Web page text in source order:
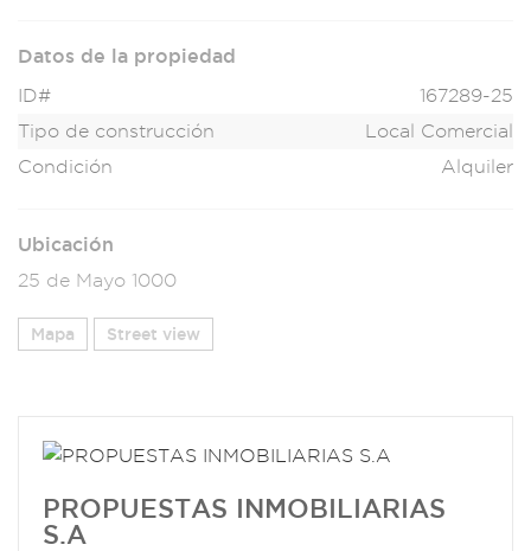
Datos de la propiedad
ID#
167289-25
Tipo de construcción
Local Comercial
Condición
Alquiler
Ubicación
25 de Mayo 1000
Mapa Street view
PROPUESTAS INMOBILIARIAS
S.A